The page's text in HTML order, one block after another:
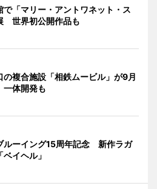
で「マリー・アントワネット・ス
世界初公開作品も
の複合施設「相鉄ムービル」が9月
体開発も
ルーイング15周年記念 新作ラガ
イヘル」